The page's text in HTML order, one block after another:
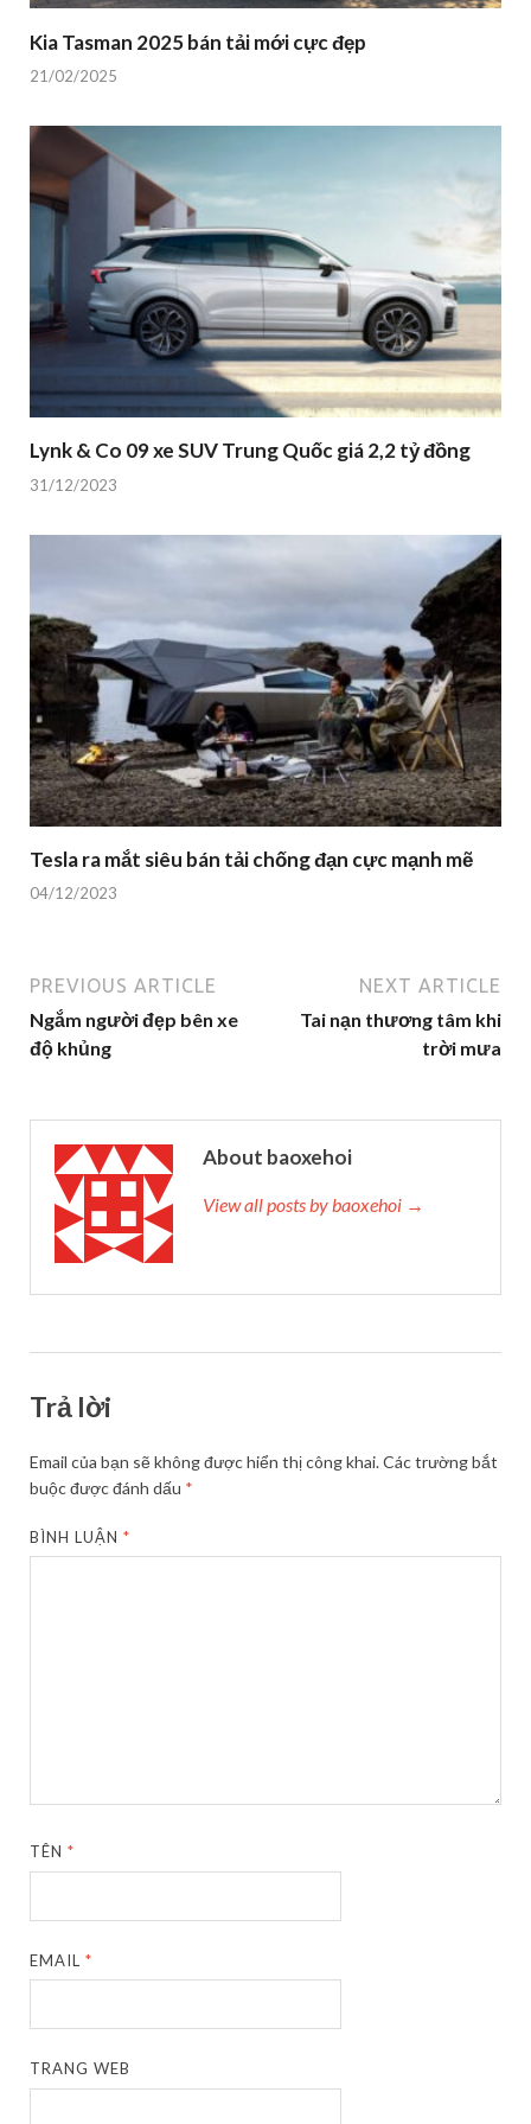
Kia Tasman 2025 bán tải mới cực đẹp
21/02/2025
Lynk & Co 09 xe SUV Trung Quốc giá 2,2 tỷ đồng
31/12/2023
Tesla ra mắt siêu bán tải chống đạn cực mạnh mẽ
04/12/2023
PREVIOUS ARTICLE
Ngắm người đẹp bên xe
độ khủng
NEXT ARTICLE
Tai nạn thương tâm khi
trời mưa
About baoxehoi
View all posts by baoxehoi →
Trả lời
Email của bạn sẽ không được hiển thị công khai.Các trường bắt
buộc được đánh dấu *
BÌNH LUẬN*
TÊN*
EMAIL*
TRANG WEB